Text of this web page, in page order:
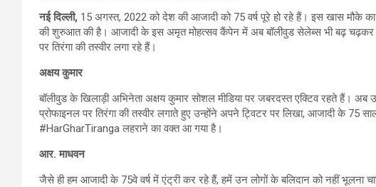
नई दिल्ली, 15 अगस्त, 2022 को देश की आजादी को 75 वर्ष पूरे हो रहे हैं। इस खास मौके
की शुरुआत की है। आजादी के इस अमृत मोहत्सव कैंपेन में अब बॉलीवुड सेलेब्स भी बढ़ चढ़कर
पर तिरंगा की तस्वीर लगा रहे हैं।
अक्षय कुमार
बॉलीवुड के खिलाड़ी अभिनेता अक्षय कुमार सोशल मीडिया पर जबरदस्त एक्टिव रहते हैं।
प्रोफाइनल पर तिरंगा की तस्वीर लगाते हुए उन्होंने अपने ट्विटर पर लिखा, आजादी के 75
#HarGharTiranga लहराने का वक्त आ गया है।
आर. माधवन
जैसे ही हम आजादी के 75वे वर्ष में एंट्री कर रहे हैं, हमें उन लोगों के बलिदान को नहीं भूलना